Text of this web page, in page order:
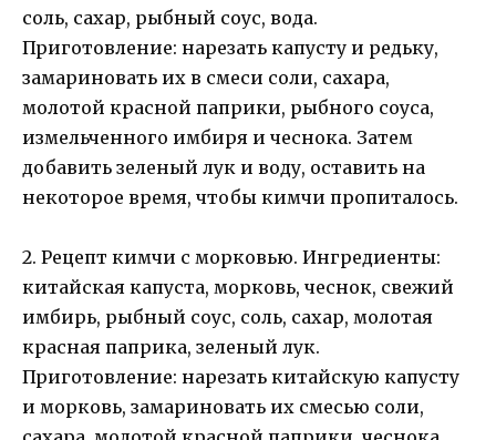
соль, сахар, рыбный соус, вода.
Приготовление: нарезать капусту и редьку,
замариновать их в смеси соли, сахара,
молотой красной паприки, рыбного соуса,
измельченного имбиря и чеснока. Затем
добавить зеленый лук и воду, оставить на
некоторое время, чтобы кимчи пропиталось.
2. Рецепт кимчи с морковью. Ингредиенты:
китайская капуста, морковь, чеснок, свежий
имбирь, рыбный соус, соль, сахар, молотая
красная паприка, зеленый лук.
Приготовление: нарезать китайскую капусту
и морковь, замариновать их смесью соли,